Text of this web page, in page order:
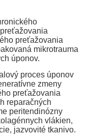
preťažovania
mikrotrauma
úponov.
proces úponov
zmeny
preťažovania
reparačných
peritendinózny
vlákien,
jazvovité tkanivo.